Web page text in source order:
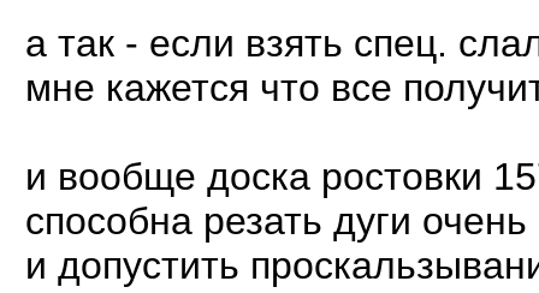
а так - если взять спец.
мне кажется что все
и вообще доска ростовки
способна резать дуги
и допустить